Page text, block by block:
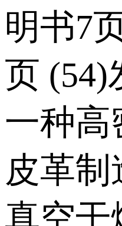
明书7
页 (54)
一种高
皮革制
真空干